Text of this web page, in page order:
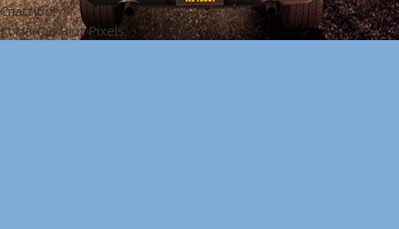
Спасибо!
Команда Riot Pixels.